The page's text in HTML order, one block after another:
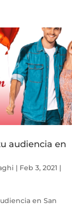
audiencia en
| Feb 3, 2021 |
en San